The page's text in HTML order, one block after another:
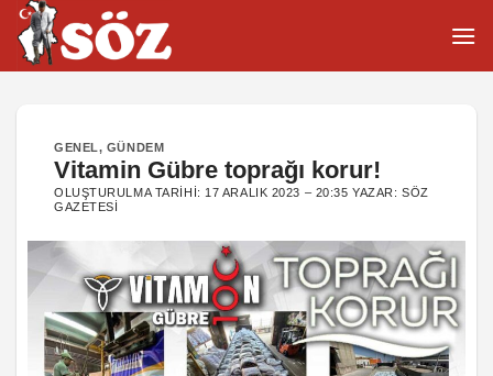
İçeriğe
atla
GENEL, GÜNDEM
Vitamin Gübre toprağı korur!
OLUŞTURULMA TARIHI: 17 ARALIK 2023 – 20:35 YAZAR:SÖZ
GAZETESI